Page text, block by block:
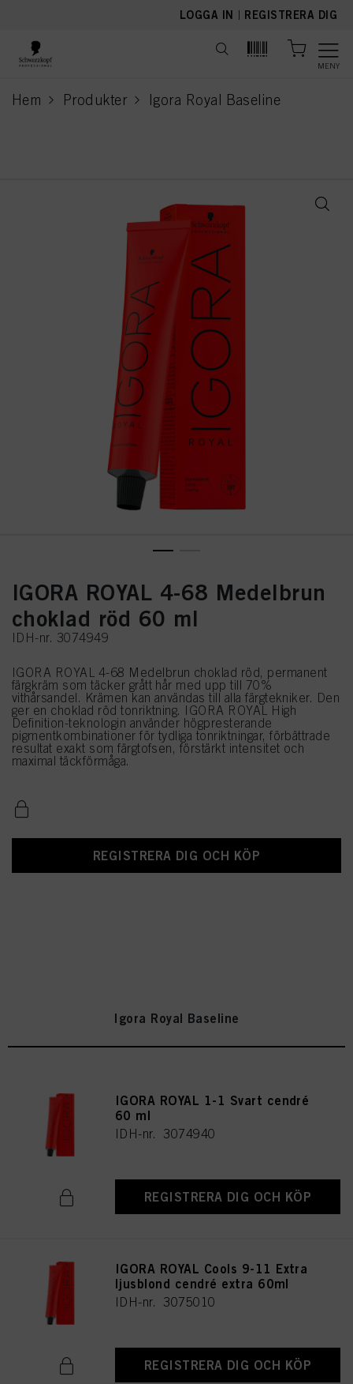
LOGGA IN | REGISTRERA DIG
MENY
Hem Produkter Igora Royal Baseline
current page
IGORA ROYAL 4-68 Medelbrun
choklad röd 60 ml
IDH-nr. 3074949
IGORA ROYAL 4-68 Medelbrun choklad röd, permanent
färgkräm som täcker grått hår med upp till 70%
vithårsandel. Krämen kan användas till alla färgtekniker. Den
ger en choklad röd tonriktning. IGORA ROYAL High
Definition-teknologin använder högpresterande
pigmentkombinationer för tydliga tonriktningar, förbättrade
resultat exakt som färgtofsen, förstärkt intensitet och
maximal täckförmåga.
REGISTRERA DIG OCH KÖP
Igora Royal Baseline
IGORA ROYAL 1-1 Svart cendré
60 ml
IDH-nr. 3074940
REGISTRERA DIG OCH KÖP
IGORA ROYAL Cools 9-11 Extra
ljusblond cendré extra 60ml
IDH-nr. 3075010
REGISTRERA DIG OCH KÖP